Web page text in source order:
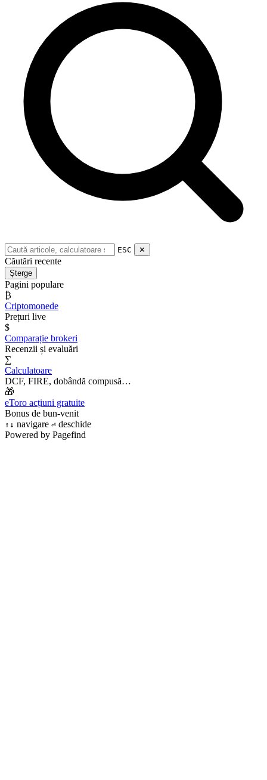
ESC ✕
Căutări recente
Șterge
Pagini populare
₿
Criptomonede
Prețuri live
$
Comparație brokeri
Recenzii și evaluări
∑
Calculatoare
DCF, FIRE, dobândă compusă…
🎁
eToro acțiuni gratuite
Bonus de bun-venit
↑ ↓ navigare ⏎ deschide
Powered by Pagefind